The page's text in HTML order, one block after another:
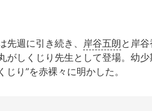
週に引き続き、 岸谷五朗と岸
がしくじり先生として登場。幼少
り”を赤裸々に明かした。